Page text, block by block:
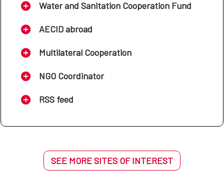
Water and Sanitation Cooperation Fund
AECID abroad
Multilateral Cooperation
NGO Coordinator
RSS feed
SEE MORE SITES OF INTEREST